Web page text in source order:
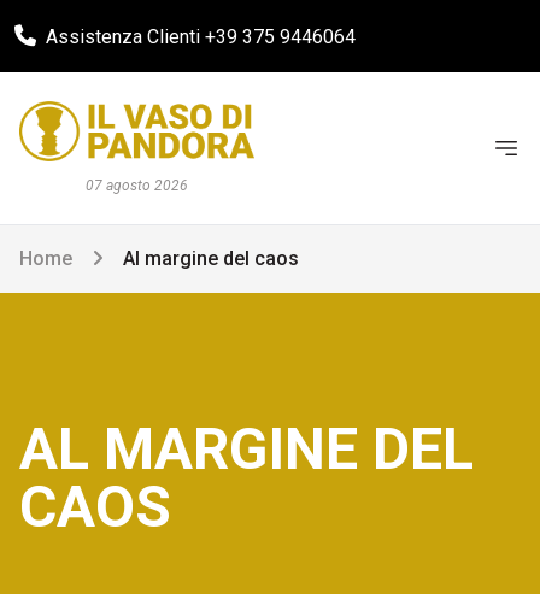
Assistenza Clienti +39 375 9446064
07 agosto 2026
Home Al margine del caos
AL MARGINE DEL
CAOS